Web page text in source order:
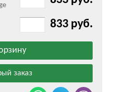
833 руб.